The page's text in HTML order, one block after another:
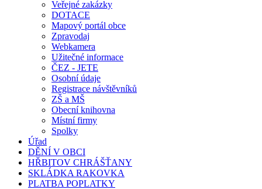
Veřejné zakázky
DOTACE
Mapový portál obce
Zpravodaj
Webkamera
Užitečné informace
ČEZ - JETE
Osobní údaje
Registrace návštěvníků
ZŠ a MŠ
Obecní knihovna
Místní firmy
Spolky
Úřad
DĚNÍ V OBCI
HŘBITOV CHRÁŠŤANY
SKLÁDKA RAKOVKA
PLATBA POPLATKY